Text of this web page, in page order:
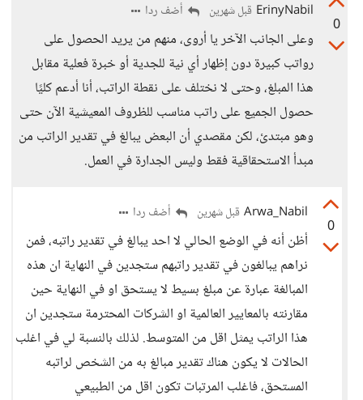
0
ErinyNabil قبل شهرين أضف ردا
وعلى الجانب الآخر يا أروى، منهم من يريد الحصول على
رواتب كبيرة دون إظهار أي نية للجدية أو خبرة فعلية مقابل
هذا المبلغ، وحتى لا نختلف على نقطة الراتب، أنا أدعم كليًا
حصول الجميع على راتب مناسب للظروف المعيشية الآن حتى
وهو مبتدئ، لكن مقصدي أن البعض يبالغ في تقدير الراتب من
مبدأ الاستحقاقية فقط وليس الجدارة في العمل.
0
Arwa_Nabil قبل شهرين أضف ردا
أظن أنه في الوضع الحالي لا احد يبالغ في تقدير راتبه، فمن
نراهم يبالغون في تقدير راتبهم ستجدين في النهاية ان هذه
المبالغة عبارة عن مبلغ بسيط لا يستحق او في النهاية حين
مقارنته بالمعايير العالمية او الشركات المحترمة ستجدين ان
هذا الراتب يمثل اقل من المتوسط. لذلك بالنسبة لي في اغلب
الحالات لا يكون هناك تقدير مبالغ به من الشخص لراتبه
المستحق، فاغلب المرتبات تكون اقل من الطبيعي